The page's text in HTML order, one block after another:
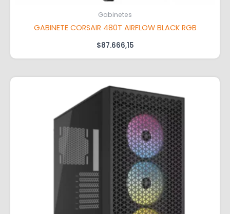
Gabinetes
GABINETE CORSAIR 480T AIRFLOW BLACK RGB
$87.666,15